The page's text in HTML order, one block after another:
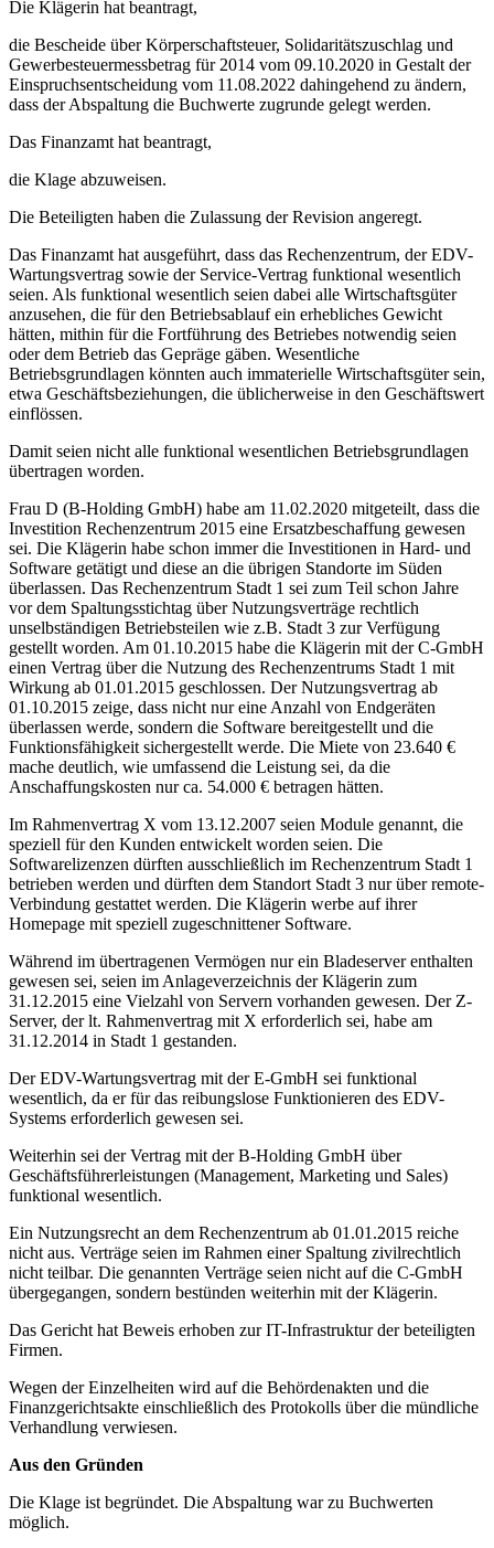
Die Klägerin hat beantragt,
die Bescheide über Körperschaftsteuer, Solidaritätszuschlag und
Gewerbesteuermessbetrag für 2014 vom 09.10.2020 in Gestalt der
Einspruchsentscheidung vom 11.08.2022 dahingehend zu ändern,
dass der Abspaltung die Buchwerte zugrunde gelegt werden.
Das Finanzamt hat beantragt,
die Klage abzuweisen.
Die Beteiligten haben die Zulassung der Revision angeregt.
Das Finanzamt hat ausgeführt, dass das Rechenzentrum, der EDV-
Wartungsvertrag sowie der Service-Vertrag funktional wesentlich
seien. Als funktional wesentlich seien dabei alle Wirtschaftsgüter
anzusehen, die für den Betriebsablauf ein erhebliches Gewicht
hätten, mithin für die Fortführung des Betriebes notwendig seien
oder dem Betrieb das Gepräge gäben. Wesentliche
Betriebsgrundlagen könnten auch immaterielle Wirtschaftsgüter sein,
etwa Geschäftsbeziehungen, die üblicherweise in den Geschäftswert
einflössen.
Damit seien nicht alle funktional wesentlichen Betriebsgrundlagen
übertragen worden.
Frau D (B-Holding GmbH) habe am 11.02.2020 mitgeteilt, dass die
Investition Rechenzentrum 2015 eine Ersatzbeschaffung gewesen
sei. Die Klägerin habe schon immer die Investitionen in Hard- und
Software getätigt und diese an die übrigen Standorte im Süden
überlassen. Das Rechenzentrum Stadt 1 sei zum Teil schon Jahre
vor dem Spaltungsstichtag über Nutzungsverträge rechtlich
unselbständigen Betriebsteilen wie z.B. Stadt 3 zur Verfügung
gestellt worden. Am 01.10.2015 habe die Klägerin mit der C-GmbH
einen Vertrag über die Nutzung des Rechenzentrums Stadt 1 mit
Wirkung ab 01.01.2015 geschlossen. Der Nutzungsvertrag ab
01.10.2015 zeige, dass nicht nur eine Anzahl von Endgeräten
überlassen werde, sondern die Software bereitgestellt und die
Funktionsfähigkeit sichergestellt werde. Die Miete von 23.640 €
mache deutlich, wie umfassend die Leistung sei, da die
Anschaffungskosten nur ca. 54.000 € betragen hätten.
Im Rahmenvertrag X vom 13.12.2007 seien Module genannt, die
speziell für den Kunden entwickelt worden seien. Die
Softwarelizenzen dürften ausschließlich im Rechenzentrum Stadt 1
betrieben werden und dürften dem Standort Stadt 3 nur über remote-
Verbindung gestattet werden. Die Klägerin werbe auf ihrer
Homepage mit speziell zugeschnittener Software.
Während im übertragenen Vermögen nur ein Bladeserver enthalten
gewesen sei, seien im Anlageverzeichnis der Klägerin zum
31.12.2015 eine Vielzahl von Servern vorhanden gewesen. Der Z-
Server, der lt. Rahmenvertrag mit X erforderlich sei, habe am
31.12.2014 in Stadt 1 gestanden.
Der EDV-Wartungsvertrag mit der E-GmbH sei funktional
wesentlich, da er für das reibungslose Funktionieren des EDV-
Systems erforderlich gewesen sei.
Weiterhin sei der Vertrag mit der B-Holding GmbH über
Geschäftsführerleistungen (Management, Marketing und Sales)
funktional wesentlich.
Ein Nutzungsrecht an dem Rechenzentrum ab 01.01.2015 reiche
nicht aus. Verträge seien im Rahmen einer Spaltung zivilrechtlich
nicht teilbar. Die genannten Verträge seien nicht auf die C-GmbH
übergegangen, sondern bestünden weiterhin mit der Klägerin.
Das Gericht hat Beweis erhoben zur IT-Infrastruktur der beteiligten
Firmen.
Wegen der Einzelheiten wird auf die Behördenakten und die
Finanzgerichtsakte einschließlich des Protokolls über die mündliche
Verhandlung verwiesen.
Aus den Gründen
Die Klage ist begründet. Die Abspaltung war zu Buchwerten
möglich.